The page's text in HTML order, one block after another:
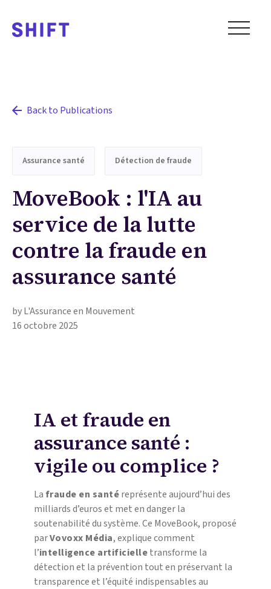
Back to Publications
Assurance santé Détection de fraude
MoveBook : l'IA au
service de la lutte
contre la fraude en
assurance santé
by L'Assurance en Mouvement
16 octobre 2025
IA et fraude en
assurance santé :
vigile ou complice ?
La fraude en santéreprésente aujourd’hui des
milliards d’euros et met en danger la
soutenabilité du système. Ce MoveBook, proposé
parVovoxx Média, explique comment
l’intelligence artificielletransforme la
détection et la prévention tout en préservant la
transparence et l’équité indispensables au